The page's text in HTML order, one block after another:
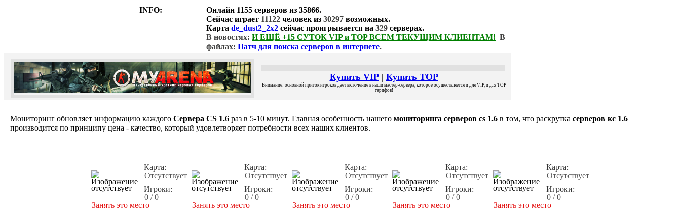
INFO: Онлайн 1155 серверов из 35866.
Сейчас играет 11122 человек из 30297 возможных.
Карта de_dust2_2x2 сейчас проигрывается на 329 серверах.
В новостях: И ЕЩЁ +15 СУТОК VIP и TOP ВСЕМ ТЕКУЩИМ КЛИЕНТАМ! В
файлах: Патч для поиска серверов в интернете.
Купить VIP| Купить TOP
Внимание: основной приток игроков даёт включение в наши мастер-сервера, которое осуществляется и для VIP, и для TOP
тарифов!
Мониторинг обновляет информацию каждого Сервера CS 1.6 раз в 5-10 минут. Главная особенность нашего мониторинга серверов cs 1.6 в том, что раскрутка серверов кс 1.6
производится по принципу цена - качество, который удовлетворяет потребности всех наших клиентов.
Карта:
Отсутствует
Игроки:
0 / 0
Занять это место
Карта:
Отсутствует
Игроки:
0 / 0
Занять это место
Карта:
Отсутствует
Игроки:
0 / 0
Занять это место
Карта:
Отсутствует
Игроки:
0 / 0
Занять это место
Карта:
Отсутствует
Игроки:
0 / 0
Занять это место